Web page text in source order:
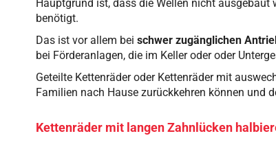
Hauptgrund ist, dass die Wellen nicht
benötigt.
Das ist vor allem bei schwer zugänglichen
bei Förderanlagen, die im Keller oder oder
Geteilte Kettenräder oder Kettenräder mit
Familien nach Hause zurückkehren können und
Kettenräder mit langen Zahnlücken